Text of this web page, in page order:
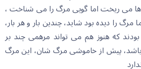
می ریخت اما گویی مرگ را می شناخت ،
مرگ را دیده بود شاید، چندین بار و هر بار،
که هنوز هم می تواند مرهمی چند بر
پیش از خاموشی مرگ شان، این مرگ